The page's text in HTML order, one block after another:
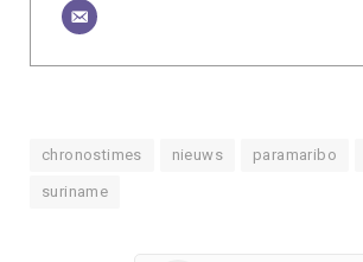
chronostimes nieuws paramaribo
suriname